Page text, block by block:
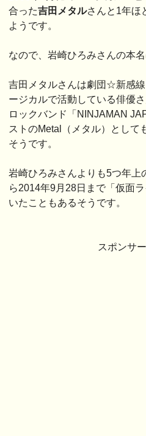
合った吉田メタルさんと1年ほ
ようです。
なので、岩崎ひろみさんの本
吉田メタルさんは劇団☆新感
ージカルで活動している俳優
ロックバンド「NINJAMAN
ストのMetal（メタル）として
そうです。
岩崎ひろみさんよりも5つ年上
ら2014年9月28日まで「仮面
いたこともあるそうです。
スポンサ